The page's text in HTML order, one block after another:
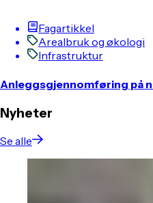
Fagartikkel
Arealbruk og økologi
Infrastruktur
Anleggsgjennomføring på
Nyheter
Se alle